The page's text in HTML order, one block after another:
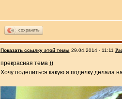
сохранить
Показать ссылку этой темы 29.04.2014 - 11:11
прекрасная тема ))
Хочу поделиться какую я поделку делала